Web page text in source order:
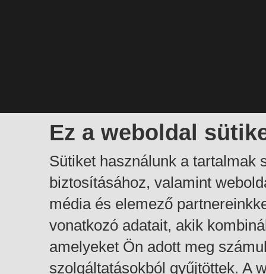
Ez a weboldal
Sütiket használunk a tartalmak
biztosításához, valamint
média és elemező
vonatkozó adatait, akik
amelyeket Ön adott meg
szolgáltatásokból gyűjtöttek. A